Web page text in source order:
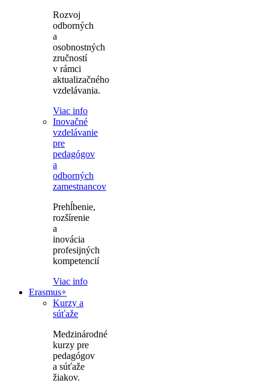
Rozvoj
odborných
a
osobnostných
zručností
v rámci
aktualizačného
vzdelávania.
Viac info
Inovačné
vzdelávanie
pre
pedagógov
a
odborných
zamestnancov
Prehĺbenie,
rozšírenie
a
inovácia
profesijných
kompetencií
Viac info
Erasmus+
Kurzy a
súťaže
Medzinárodné
kurzy pre
pedagógov
a súťaže
žiakov.